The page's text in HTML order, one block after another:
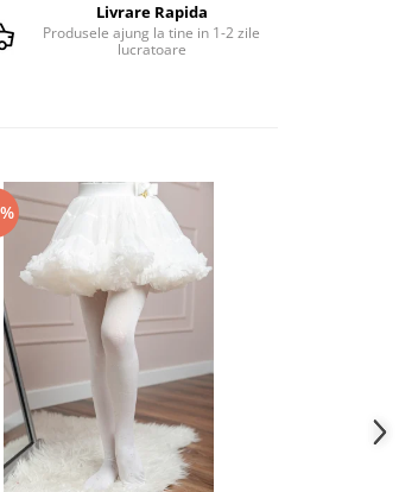
Livrare Rapida
Produsele ajung la tine in 1-2 zile
lucratoare